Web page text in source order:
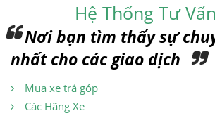
Hệ Thống Tư
Nơi bạn tìm thấy sự
nhất cho các giao dịch
Mua xe trả góp
Các Hãng Xe